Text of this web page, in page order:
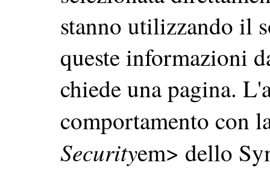
stanno utilizzando il
queste informazioni
chiede una pagina.
comportamento con
Securityem> dello